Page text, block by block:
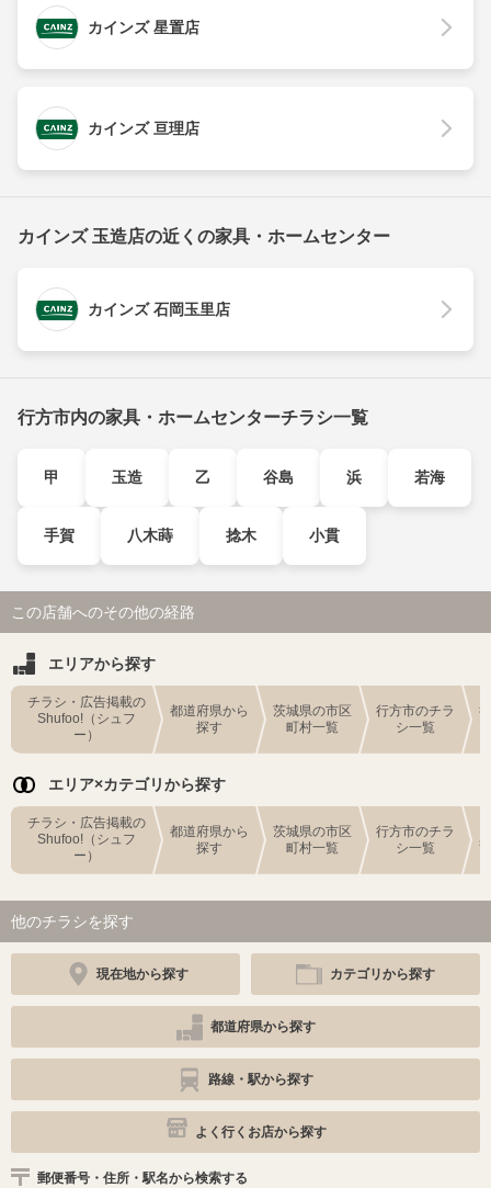
カインズ 星置店
カインズ 亘理店
カインズ 玉造店の近くの家具・ホームセンター
カインズ 石岡玉里店
行方市内の家具・ホームセンターチラシ一覧
甲 玉造 乙 谷島 浜 若海
手賀 八木蒔 捻木 小貫
この店舗へのその他の経路
エリアから探す
チラシ・広告掲載の
Shufoo!（シュフ
ー）
都道府県から
探す
茨城県の市区
町村一覧
行方市のチラ
シ一覧
エリア×カテゴリから探す
チラシ・広告掲載の
Shufoo!（シュフ
ー）
都道府県から
探す
茨城県の市区
町村一覧
行方市のチラ
シ一覧
他のチラシを探す
現在地から探す カテゴリから探す
都道府県から探す
路線・駅から探す
よく行くお店から探す
郵便番号・住所・駅名から検索する